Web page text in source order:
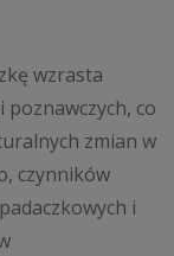
wzrasta
co
zmian w
czynników
i